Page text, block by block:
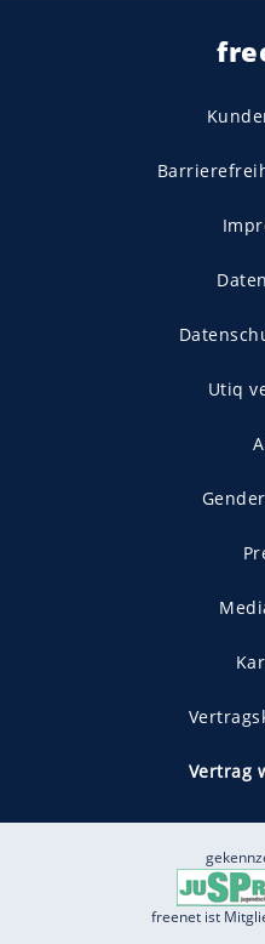
Utiq
Vertrag
freenet ist